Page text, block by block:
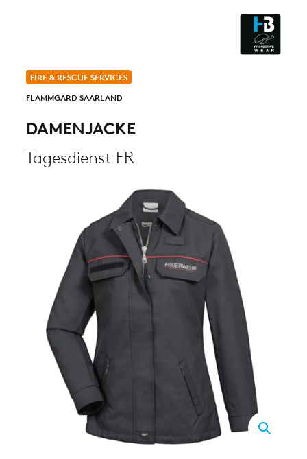
CLEANROOM & DUST
FIRE & RESCUE SERVICES
FLAMMGARD SAARLAND
DAMENJACKE
Tagesdienst FR